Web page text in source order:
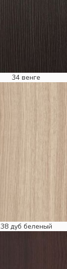
34 венге
38 дуб беленый